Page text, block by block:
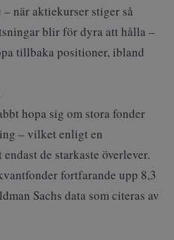
när aktiekurser stiger så
blir för dyra att hålla –
tillbaka positioner, ibland
hopa sig om stora fonder
– vilket enligt en
de starkaste överlever.
fortfarande upp 8,3
Sachs data som citeras av